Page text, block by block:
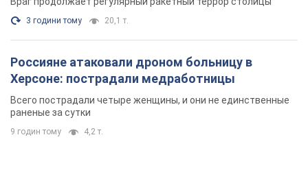
3 години тому 20,1 т.
Россияне атаковали дроном больницу в
Херсоне: пострадали медработницы
Всего пострадали четыре женщины, и они не единственные
раненые за сутки
9 годин тому 4,2 т.